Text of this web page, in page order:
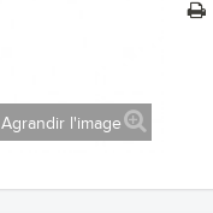
Agrandir l'image